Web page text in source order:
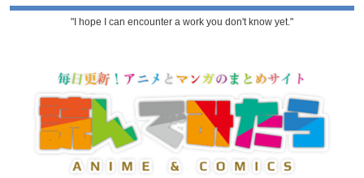
"I hope I can encounter a work you don't know yet."